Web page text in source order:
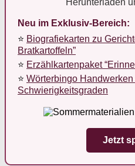
Herunterladen
Neu im Exklusiv-Bereich:
⭐ Biografiekarten zu
Bratkartoffeln”
⭐ Erzählkartenpaket
⭐ Wörterbingo
Schwierigkeitsgraden
Jetzt